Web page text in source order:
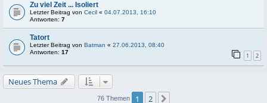
Zu viel Zeit ... Isoliert
Letzter Beitrag von Cecil « 04.07.2013, 16:10
Antworten: 7
Tatort
Letzter Beitrag von Batman « 27.06.2013, 08:40
Antworten: 17 1 2
Neues Thema
76 Themen 1 2